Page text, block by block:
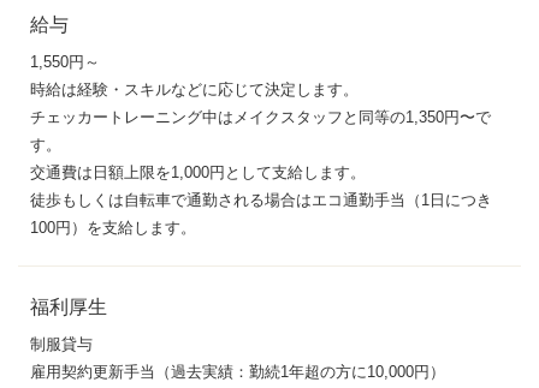
給与
1,550円～
時給は経験・スキルなどに応じて決定します。
チェッカートレーニング中はメイクスタッフと同等の1,350円〜で
す。
交通費は日額上限を1,000円として支給します。
徒歩もしくは自転車で通勤される場合はエコ通勤手当（1日につき
100円）を支給します。
福利厚生
制服貸与
雇用契約更新手当（過去実績：勤続1年超の方に10,000円）